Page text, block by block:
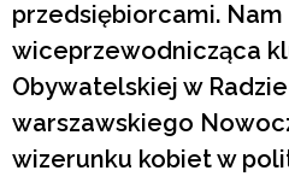
przedsiębiorcami. Nam
wiceprzewodnicząca
Obywatelskiej w
warszawskiego
wizerunku kobiet w